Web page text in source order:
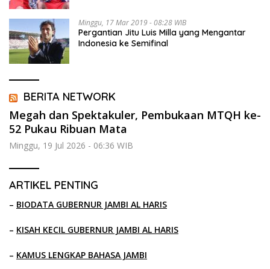
Minggu, 17 Mar 2019 - 08:28 WIB
Pergantian Jitu Luis Milla yang Mengantar
Indonesia ke Semifinal
BERITA NETWORK
Megah dan Spektakuler, Pembukaan MTQH ke-
52 Pukau Ribuan Mata
Minggu, 19 Jul 2026 - 06:36 WIB
ARTIKEL PENTING
– BIODATA GUBERNUR JAMBI AL HARIS
– KISAH KECIL GUBERNUR JAMBI AL HARIS
– KAMUS LENGKAP BAHASA JAMBI